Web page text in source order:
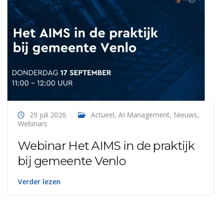
29 juli 2026 Actueel, AI Management, Nieuws,
Webinars
Webinar Het AIMS in de praktijk
bij gemeente Venlo
Verder lezen